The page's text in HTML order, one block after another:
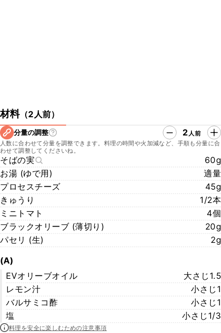
材料（2人前）
分量の調整 2 人前
人数に合わせて分量を調整できます。料理の時間や火加減など、手順も分量に合
わせて調整してくださいね。
そばの実
60g
お湯 (ゆで用)
適量
プロセスチーズ
45g
きゅうり
1/2本
ミニトマト
4個
ブラックオリーブ (薄切り)
20g
パセリ (生)
2g
(A)
EVオリーブオイル
大さじ1.5
レモン汁
小さじ1
バルサミコ酢
小さじ1
塩
小さじ1/3
料理を安全に楽しむための注意事項